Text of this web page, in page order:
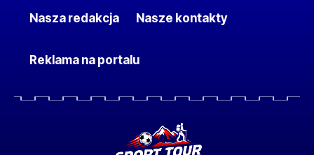
Nasza redakcja Nasze kontakty
Reklama na portalu